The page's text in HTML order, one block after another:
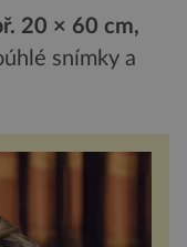
20 × 60 cm,
snímky a